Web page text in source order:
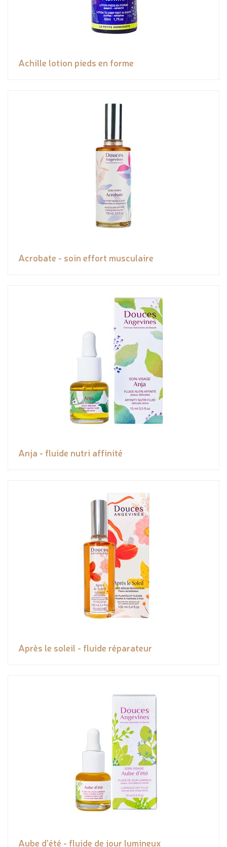
Achille lotion pieds en forme
Acrobate - soin effort musculaire
Anja - fluide nutri affinité
Après le soleil - fluide réparateur
Aube d'été - fluide de jour lumineux